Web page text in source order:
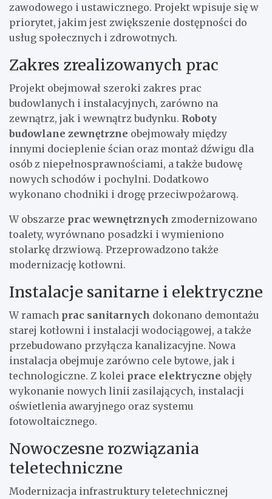
zawodowego i ustawicznego. Projekt wpisuje się w
priorytet, jakim jest zwiększenie dostępności do
usług społecznych i zdrowotnych.
Zakres zrealizowanych prac
Projekt obejmował szeroki zakres prac
budowlanych i instalacyjnych, zarówno na
zewnątrz, jak i wewnątrz budynku. Roboty
budowlane zewnętrzne obejmowały między
innymi docieplenie ścian oraz montaż dźwigu dla
osób z niepełnosprawnościami, a także budowę
nowych schodów i pochylni. Dodatkowo
wykonano chodniki i drogę przeciwpożarową.
W obszarze prac wewnętrznych zmodernizowano
toalety, wyrównano posadzki i wymieniono
stolarkę drzwiową. Przeprowadzono także
modernizację kotłowni.
Instalacje sanitarne i elektryczne
W ramach prac sanitarnych dokonano demontażu
starej kotłowni i instalacji wodociągowej, a także
przebudowano przyłącza kanalizacyjne. Nowa
instalacja obejmuje zarówno cele bytowe, jak i
technologiczne. Z kolei prace elektryczne objęły
wykonanie nowych linii zasilających, instalacji
oświetlenia awaryjnego oraz systemu
fotowoltaicznego.
Nowoczesne rozwiązania
teletechniczne
Modernizacja infrastruktury teletechnicznej